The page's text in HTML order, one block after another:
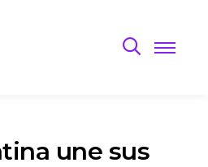
une sus